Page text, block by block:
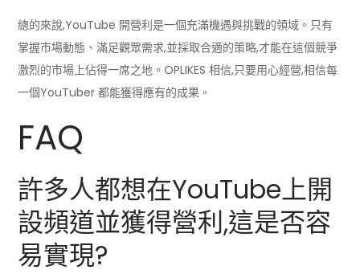
總的來說,YouTube 開營利是一個充滿機遇與挑戰的領域。只有
掌握市場動態、滿足觀眾需求,並採取合適的策略,才能在這個競爭
激烈的市場上佔得一席之地。OPLIKES 相信,只要用心經營,相信每
一個YouTuber 都能獲得應有的成果。
FAQ
許多人都想在YouTube上開
設頻道並獲得營利,這是否容
易實現?